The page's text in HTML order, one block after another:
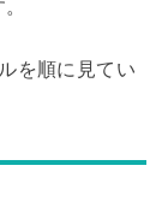
を順に見てい